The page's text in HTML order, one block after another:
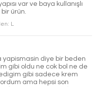
var ve baya kullanışlı
bir ürün.
L
yapismasin diye bir beden
gibi oldu ne cok bol ne de
gibi sadece krem
ama hepsi son